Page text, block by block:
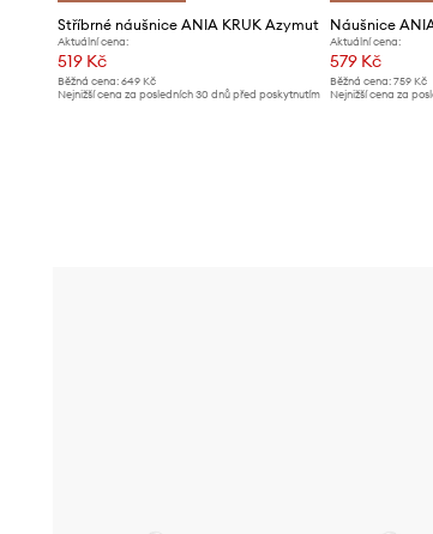
Stříbrné náušnice ANIA KRUK Azymut
Aktuální cena:
519 Kč
Běžná cena: 649 Kč
Nejnižší cena za posledních 30 dnů před poskytnutím
Náušnice
Aktuální cena:
579 Kč
Běžná cena:759 Kč
Nejnižší cena za